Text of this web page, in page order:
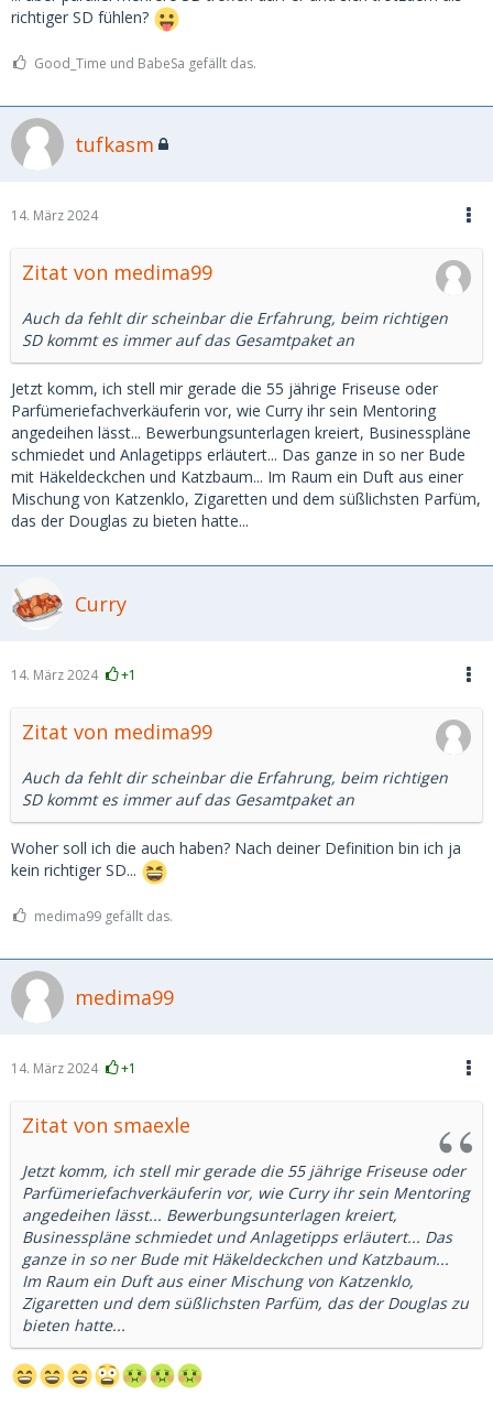
richtiger SD fühlen?
Good_Time und BabeSa gefällt das.
tufkasm
14. März 2024
Zitat von medima99
Auch da fehlt dir scheinbar die Erfahrung, beim richtigen
SD kommt es immer auf das Gesamtpaket an
Jetzt komm, ich stell mir gerade die 55 jährige Friseuse oder
Parfümeriefachverkäuferin vor, wie Curry ihr sein Mentoring
angedeihen lässt... Bewerbungsunterlagen kreiert, Businesspläne
schmiedet und Anlagetipps erläutert... Das ganze in so ner Bude
mit Häkeldeckchen und Katzbaum... Im Raum ein Duft aus einer
Mischung von Katzenklo, Zigaretten und dem süßlichsten Parfüm,
das der Douglas zu bieten hatte...
Curry
14. März 2024 +1
Zitat von medima99
Auch da fehlt dir scheinbar die Erfahrung, beim richtigen
SD kommt es immer auf das Gesamtpaket an
Woher soll ich die auch haben? Nach deiner Definition bin ich ja
kein richtiger SD...
medima99 gefällt das.
medima99
14. März 2024 +1
Zitat von smaexle
Jetzt komm, ich stell mir gerade die 55 jährige Friseuse oder
Parfümeriefachverkäuferin vor, wie Curry ihr sein Mentoring
angedeihen lässt... Bewerbungsunterlagen kreiert,
Businesspläne schmiedet und Anlagetipps erläutert... Das
ganze in so ner Bude mit Häkeldeckchen und Katzbaum...
Im Raum ein Duft aus einer Mischung von Katzenklo,
Zigaretten und dem süßlichsten Parfüm, das der Douglas zu
bieten hatte...